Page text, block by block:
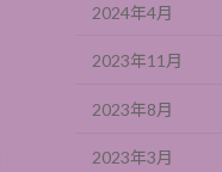
2024年4月
2023年11月
2023年8月
2023年3月